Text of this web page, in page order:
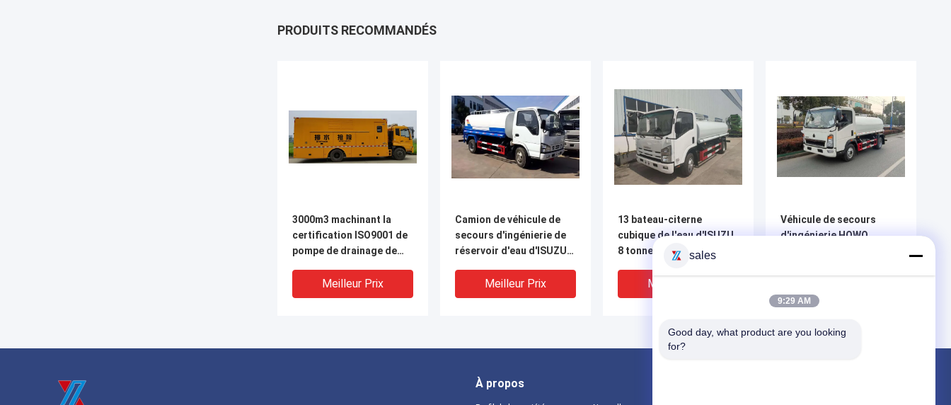
PRODUITS RECOMMANDÉS
3000m3 machinant la
certification ISO9001 de
pompe de drainage de
secoursMeilleur Prix
Camion de véhicule de
secours d'ingénierie de
réservoir d'eau d'ISUZU
5 tonnesMeilleur Prix
13 bateau-citerne
cubique de l'eau d'ISUZU
8 tonnes de type de
l'urgenceMeilleur Prix
Véhicule de secours
d'ingénierie HOWO
À propos
sales
9:29 AM
Good day, what product are you looking
for?